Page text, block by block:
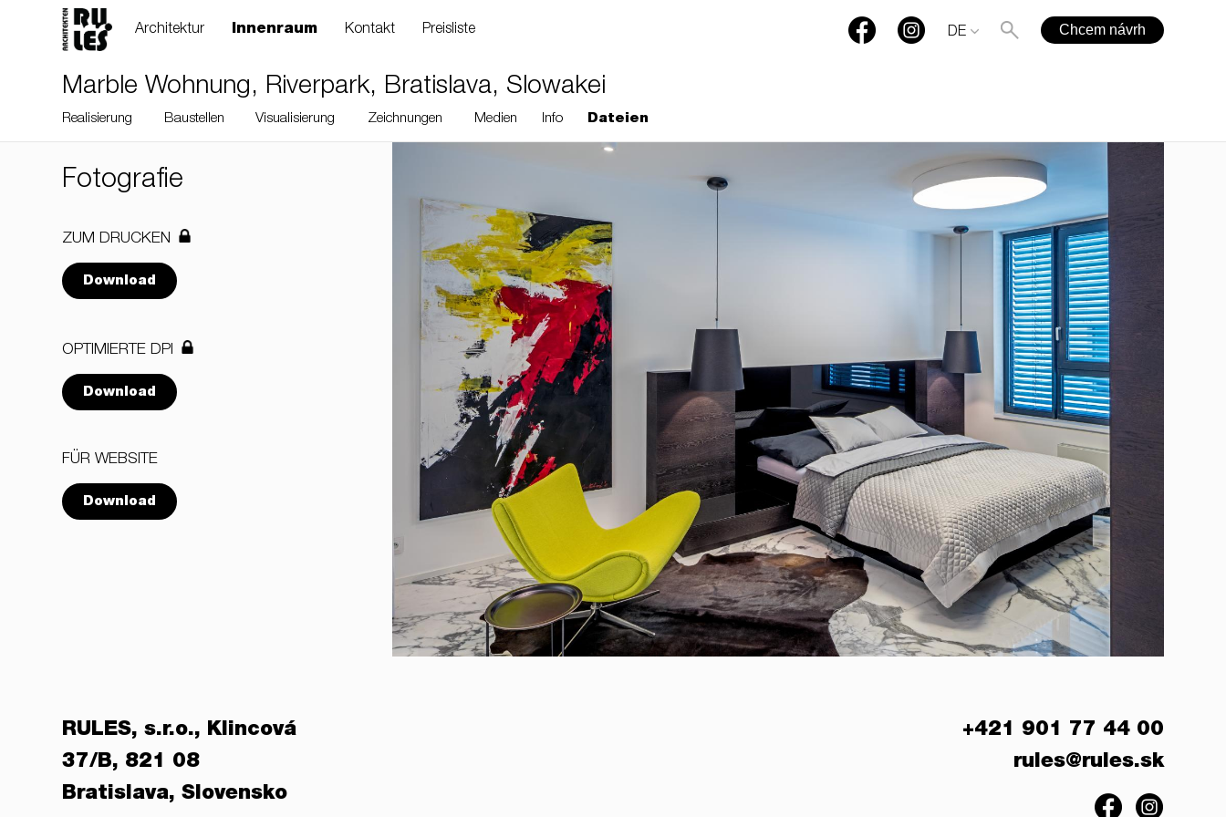
Architektur Innenraum Kontakt Preisliste DE Chcem návrh
Marble Wohnung, Riverpark, Bratislava, Slowakei
Realisierung Baustellen Visualisierung Zeichnungen Medien Info Dateien
Fotografie
ZUM DRUCKEN
Download
OPTIMIERTE DPI
Download
FÜR WEBSITE
Download
RULES, s.r.o., Klincová
37/B, 821 08
Bratislava, Slovensko
+421 901 77 44 00
rules@rules.sk